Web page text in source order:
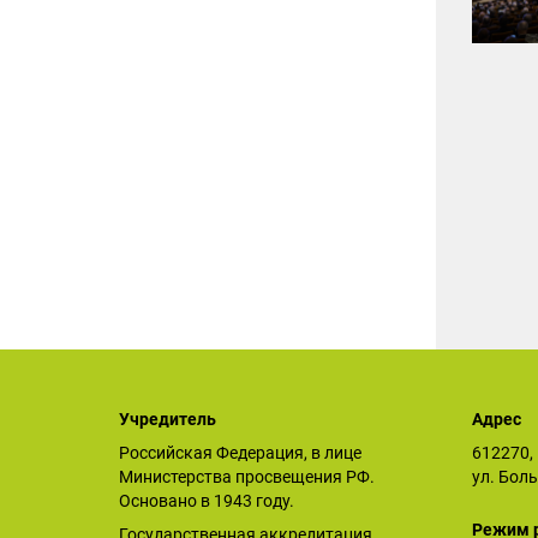
Учредитель
Российская Федерация, в лице
Министерства просвещения РФ.
Основано в 1943 году.
Адрес
612270,
ул.
Режим